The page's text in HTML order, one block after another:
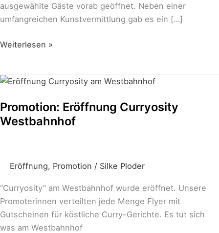
ausgewählte Gäste vorab geöffnet. Neben einer
umfangreichen Kunstvermittlung gab es ein […]
Weiterlesen »
Promotion: Eröffnung Curryosity
Westbahnhof
Eröffnung, Promotion / Silke Ploder
“Curryosity” am Westbahnhof wurde eröffnet. Unsere
Promoterinnen verteilten jede Menge Flyer mit
Gutscheinen für köstliche Curry-Gerichte. Es tut sich
was am Westbahnhof
Promotion:
Curryosity
Westbahnhof